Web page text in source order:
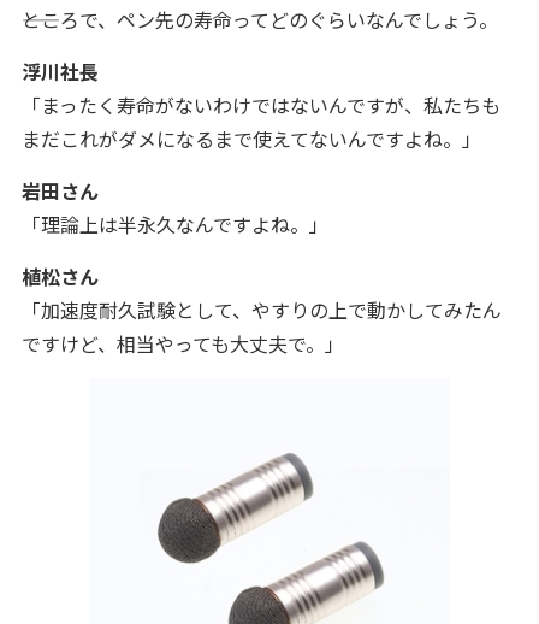
――ところで、ペン先の寿命ってどのぐらいなんでしょう。
浮川社長
「まったく寿命がないわけではないんですが、私たちも
まだこれがダメになるまで使えてないんですよね。」
岩田さん
「理論上は半永久なんですよね。 」
植松さん
「加速度耐久試験として、やすりの上で動かしてみたん
ですけど、相当やっても大丈夫で。 」